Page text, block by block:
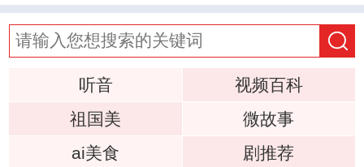
听音
视频百科
祖国美
微故事
ai美食
剧推荐